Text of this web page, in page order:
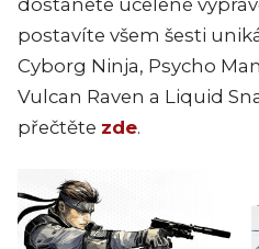
postavíte všem šesti
Cyborg Ninja, Psycho
Vulcan Raven a Liquid
přečtěte zde.